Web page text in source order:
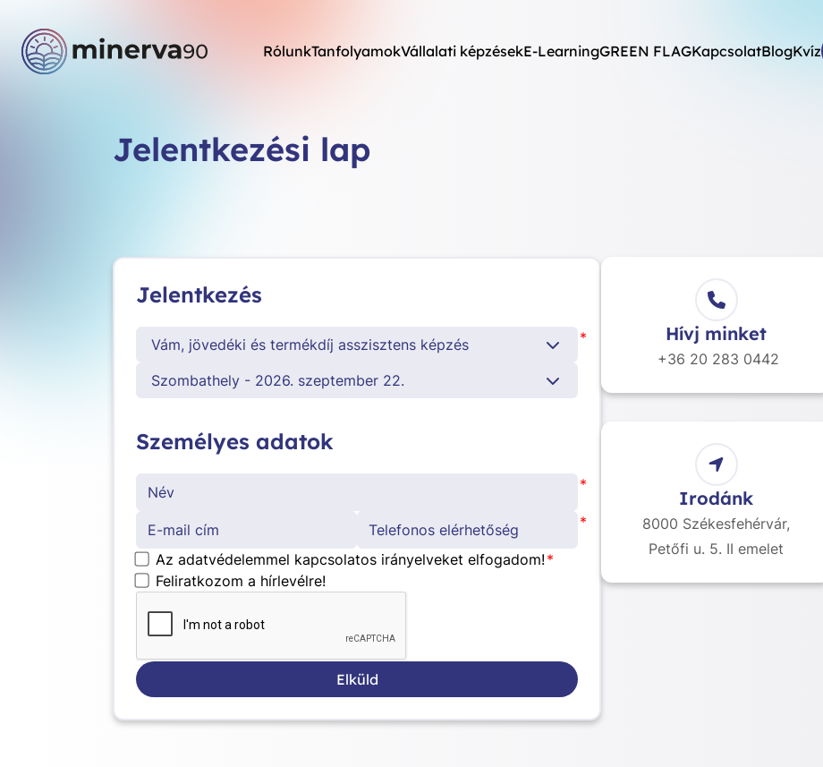
RólunkTanfolyamokVállalati képzésekE-LearningGREEN FLAGKapcsolatBlogKvíz
Jelentkezési lap
Jelentkezés
Vám, jövedéki és termékdíj asszisztens képzés *
Szombathely - 2026. szeptember 22.
Személyes adatok
*
*
Az adatvédelemmel kapcsolatos irányelveket elfogadom! *
Feliratkozom a hírlevélre!
Elküld
Hívj minket
+36 20 283 0442
Irodánk
8000 Székesfehérvár,
Petőfi u. 5. II emelet